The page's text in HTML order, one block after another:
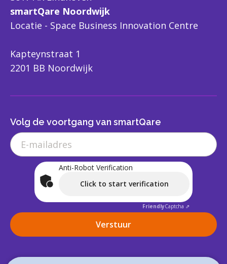
smartQare Noordwijk
Locatie - Space Business Innovation Centre
Kapteynstraat 1
2201 BB Noordwijk
Volg de voortgang van smartQare
Anti-Robot Verification
Click to start verification
FriendlyCaptcha ⇗